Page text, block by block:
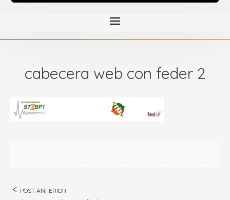
cabecera web con feder 2
POST ANTERIOR